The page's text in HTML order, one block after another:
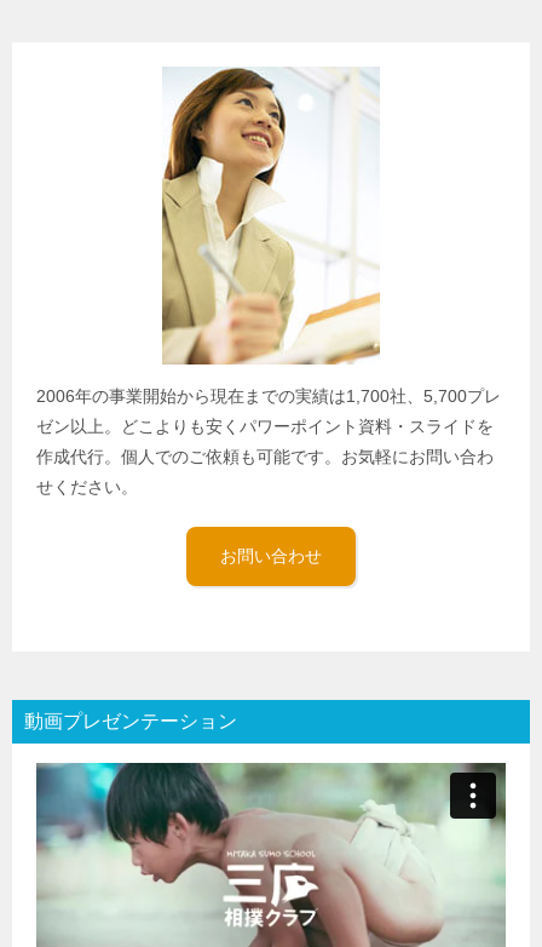
2006年の事業開始から現在までの実績は1,700社、5,700プレ
ゼン以上。どこよりも安くパワーポイント資料・スライドを
作成代行。個人でのご依頼も可能です。お気軽にお問い合わ
せください。
お問い合わせ
動画プレゼンテーション